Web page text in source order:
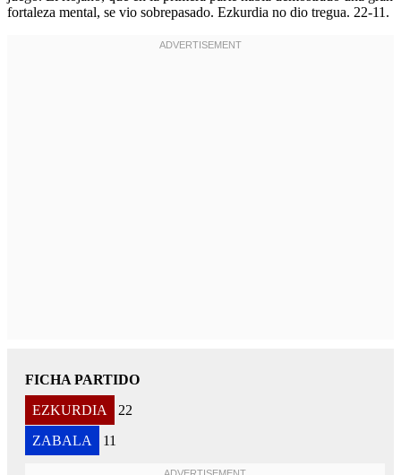
fortaleza mental, se vio sobrepasado. Ezkurdia no dio tregua. 22-11.
FICHA PARTIDO
EZKURDIA
22
ZABALA
11